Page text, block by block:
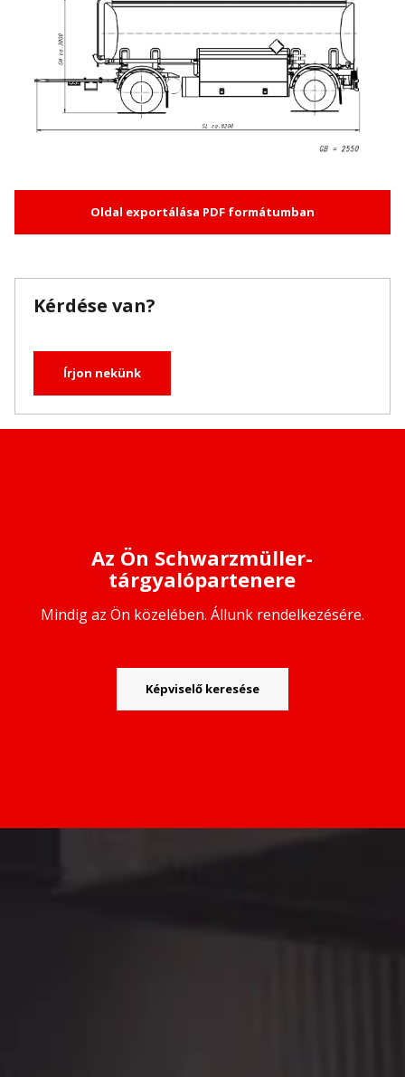
Oldal exportálása PDF formátumban
Kérdése van?
Írjon nekünk
Az Ön Schwarzmüller-
tárgyalópartenere
Mindig az Ön közelében. Állunk rendelkezésére.
Képviselő keresése